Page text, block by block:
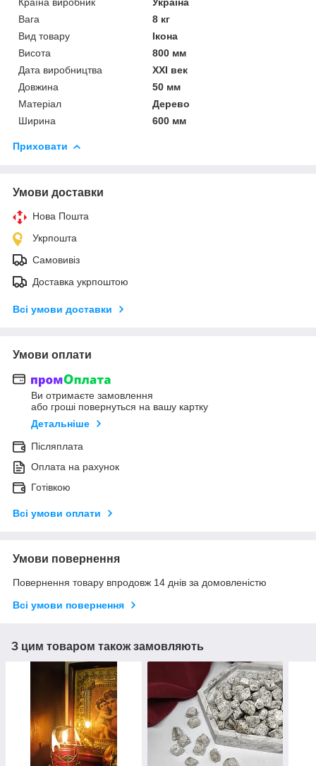
Вага
8 кг
Вид товару
Ікона
Висота
800 мм
Дата виробництва
XXI век
Довжина
50 мм
Матеріал
Дерево
Ширина
600 мм
Приховати
Умови доставки
Нова Пошта
Укрпошта
Самовивіз
Доставка укрпоштою
Всі умови доставки
Умови оплати
Ви отримаєте замовлення
або гроші повернуться на вашу картку
Детальніше
Післяплата
Оплата на рахунок
Готівкою
Всі умови оплати
Умови повернення
Повернення товару впродовж 14 днів за домовленістю
Всі умови повернення
З цим товаром також замовляють